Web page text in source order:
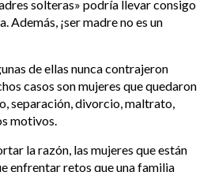
solteras» podría llevar consigo
Además, ¡ser madre no es un
de ellas nunca contrajeron
casos son mujeres que quedaron
separación, divorcio, maltrato,
motivos.
la razón, las mujeres que están
enfrentar retos que una familia